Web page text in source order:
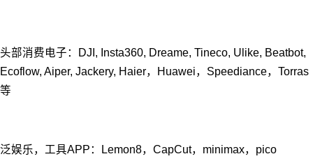
头部消费电⼦：DJI, Insta360, Dreame, Tineco, Ulike, Beatbot,
Ecoflow, Aiper, Jackery, Haier，Huawei，Speediance，Torras
等
泛娱乐，工具APP：Lemon8，CapCut，minimax，pico